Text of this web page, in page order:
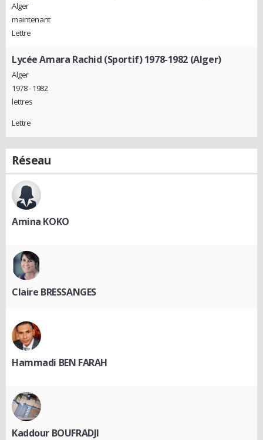
Alger
maintenant
Lettre
Lycée Amara Rachid (Sportif) 1978-1982 (Alger)
Alger
1978 - 1982
lettres
Lettre
Réseau
Amina KOKO
Claire BRESSANGES
Hammadi BEN FARAH
Kaddour BOUFRADJI